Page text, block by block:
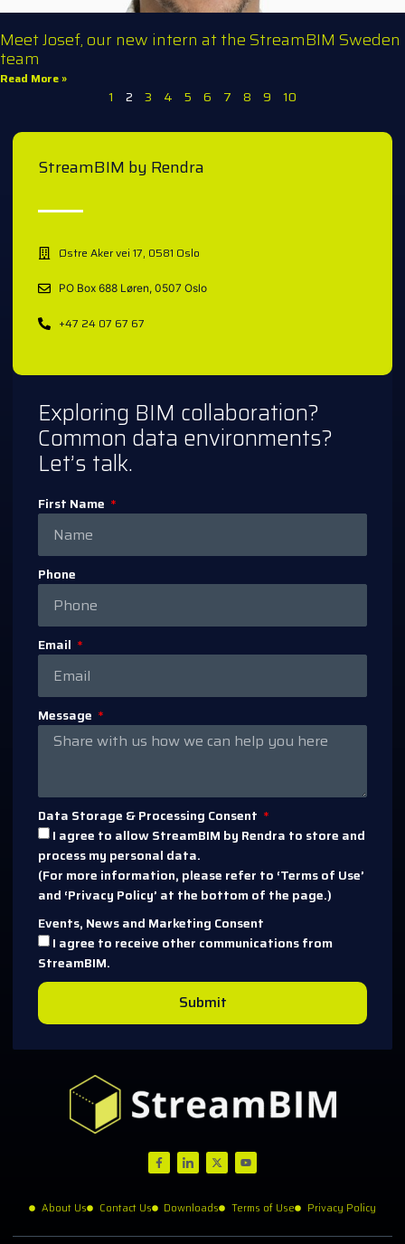
Meet Josef, our new intern at the StreamBIM Sweden
team
Read More »
1 2 3 4 5 6 7 8 9 10
StreamBIM by Rendra
Østre Aker vei 17, 0581 Oslo
PO Box 688 Løren, 0507 Oslo
+47 24 07 67 67
Exploring BIM collaboration?
Common data environments?
Let’s talk.
First Name
Phone
Email
Message
Data Storage & Processing Consent
I agree to allow StreamBIM by Rendra to store and
process my personal data.
(For more information, please refer to ‘Terms of Use’
and ‘Privacy Policy’ at the bottom of the page.)
Events, News and Marketing Consent
I agree to receive other communications from
StreamBIM.
Submit
About Us Contact Us Downloads Terms of Use Privacy Policy